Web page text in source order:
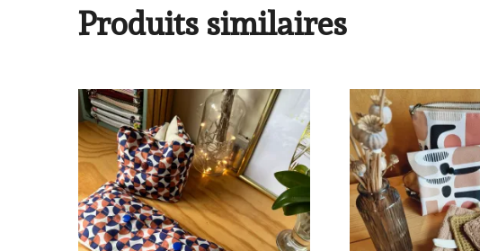
Produits similaires